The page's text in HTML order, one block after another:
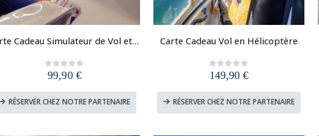
Carte Cadeau Simulateur de Vol et de Pilotage
0out of 5
99,90 €
RÉSERVER CHEZ NOTRE PARTENAIRE
Carte Cadeau Vol en Hélicoptère
0 out of 5
149,90€
RÉSERVER CHEZ NOTRE PARTENAIRE